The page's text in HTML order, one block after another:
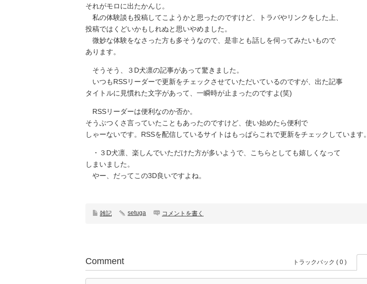
それがモロに出たかんじ。
私の体験談も投稿してこようかと思ったのですけど、トラバやリンクをした上、
投稿ではくどいかもしれぬと思いやめました。
微妙な体験をなさった方も多そうなので、是非とも話しを伺ってみたいもので
あります。
そうそう、３D犬凛の記事があって驚きました。
いつもRSSリーダーで更新をチェックさせていただいているのですが、出た記事
タイトルに見慣れた文字があって、一瞬時が止まったのですよ(笑)
RSSリーダーは便利なのか否か。
そうぶつくさ言っていたこともあったのですけど、使い始めたら便利で
しゃーないです。RSSを配信しているサイトはもっぱらこれで更新をチェックしています。
・３D犬凛、楽しんでいただけた方が多いようで、こちらとしても嬉しくなって
しまいました。
やー、だってこの3D良いですよね。
雑記 setuga コメントを書く
Comment トラックバック ( 0 )